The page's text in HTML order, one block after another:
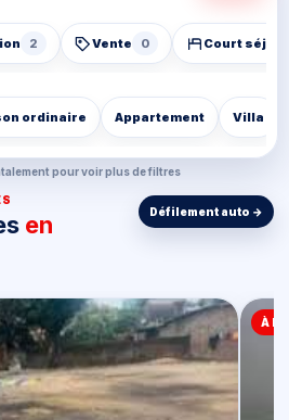
2 Vente 0 Court séjour
ordinaire Appartement Villa
pour voir plus de filtres
en
À